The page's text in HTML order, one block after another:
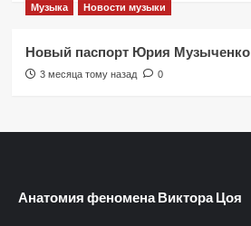
Музыка Новости музыки
Новый паспорт Юрия Музыченко
3 месяца тому назад 0
Анатомия феномена Виктора Цоя